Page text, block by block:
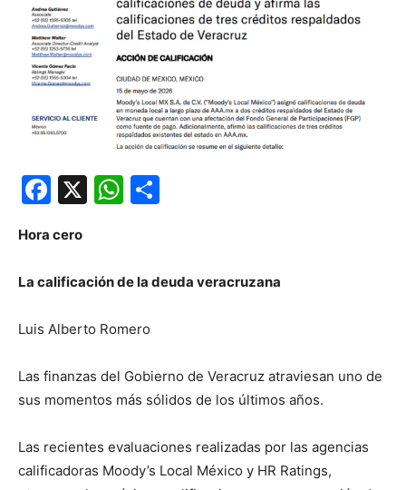
Facebook
X WhatsApp
Hora cero
La calificación de la deuda veracruzana
Luis Alberto Romero
Las finanzas del Gobierno de Veracruz atraviesan uno de
sus momentos más sólidos de los últimos años.
Las recientes evaluaciones realizadas por las agencias
calificadoras Moody’s Local México y HR Ratings,